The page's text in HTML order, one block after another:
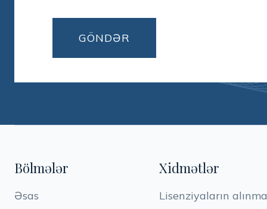
Bölmələr
Əsas
Xidmətlər
Lisenziyaların